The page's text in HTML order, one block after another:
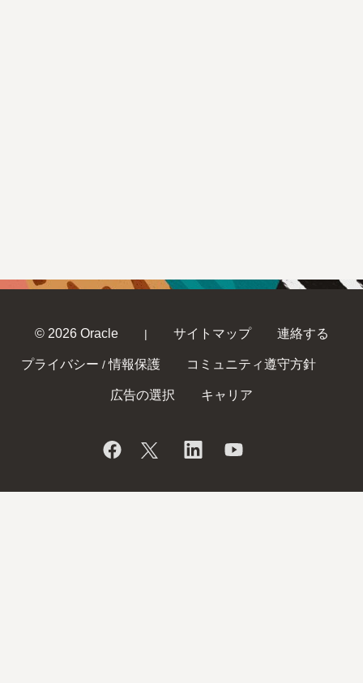
© 2026 Oracle | サイトマップ 連絡する
プライバシー / 情報保護 コミュニティ遵守方針
広告の選択 キャリア